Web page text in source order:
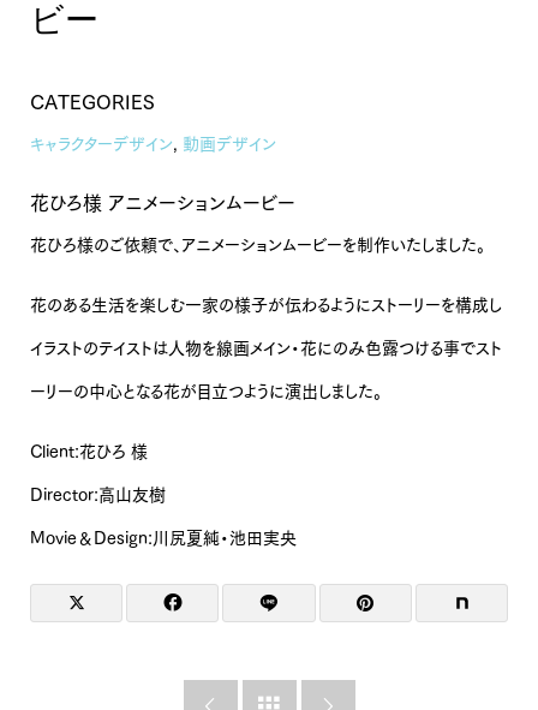
ビー
CATEGORIES
キャラクターデザイン, 動画デザイン
花ひろ様 アニメーションムービー
花ひろ様のご依頼で、アニメーションムービーを制作いたしました。
花のある生活を楽しむ一家の様子が伝わるようにストーリーを構成し
イラストのテイストは人物を線画メイン・花にのみ色露つける事でスト
ーリーの中心となる花が目立つように演出しました。
Client:花ひろ 様
Director:高山友樹
Movie＆Design:川尻夏純・池田実央